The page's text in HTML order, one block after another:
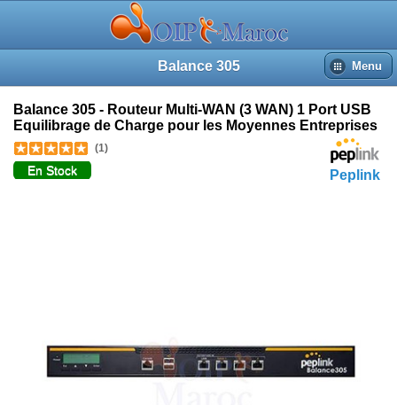
Balance 305 Menu
Peplink
Balance 305 - Routeur Multi-WAN (3 WAN) 1 Port USB
Equilibrage de Charge pour les Moyennes Entreprises
(1)
En Stock